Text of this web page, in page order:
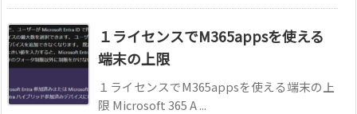
１ライセンスでM365appsを使える
端末の上限
１ライセンスでM365appsを使える端末の上
限 Microsoft 365 A ...